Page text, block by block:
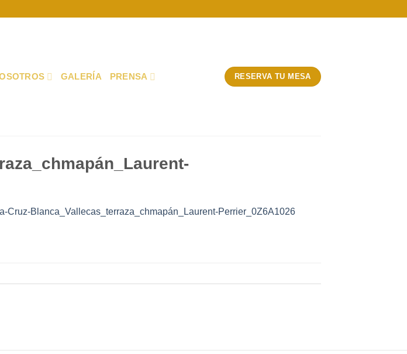
GALERÍA PRENSA RESERVA TU MESA
Cruz-Blanca_Vallecas_terraza_chmapán_Laurent-Perrier_0Z6A1026